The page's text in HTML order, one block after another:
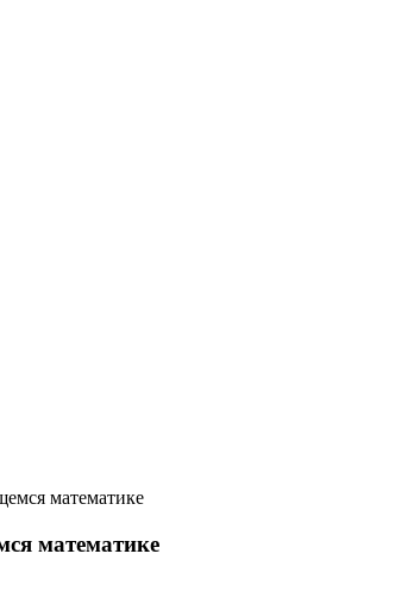
математике
математике